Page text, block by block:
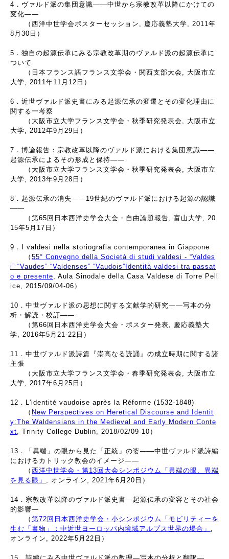
4．ヴァルド派の集団意識――中世から宗教改革以降にかけての
変化――
（西洋中世学会ポスターセッション, 慶応義塾大学, 2011年
8月30日）
5．独自の起源伝承にみる宗教改革期のヴァルド派の起源伝承に
ついて
（日本フランス語フランス文学会・関西支部大会, 大阪市立
大学, 2011年11月12日）
6．近世ヴァルド派史書にみる起源伝承の変遷とその変化理由に
関する一考察
（大阪市立大学フランス文学会・秋季研究発表会, 大阪市立
大学, 2012年9月29日）
7．博論報告：宗教改革以降のヴァルド派における集団意識――
起源伝承によるその形成と保持――
（大阪市立大学フランス文学会・秋季研究発表会, 大阪市立
大学, 2013年9月28日）
8．起源伝承の消失――19世紀のヴァルド派における起源の認識
――
（第65回日本西洋史学会大会・自由論題報告, 富山大学, 20
15年5月17日）
9．I valdesi nella storiografia contemporanea in Giappone
（ 55° Convegno della Società di studi valdesi - “Valdes
i” “Vaudes” “Valdenses” “Vaudois”Identità valdesi tra passat
o e presente, Aula Sinodale della Casa Valdese di Torre Pell
ice, 2015/09/04-06）
10．中世ヴァルド派の思想に関する文献学的研究――写本の分
析・解読・校訂――
（第66回日本西洋史学会大会・ポスター発表, 慶応義塾大
学, 2016年5月21-22日）
11．中世ヴァルド派詩篇『崇高なる読誦』の成立時期に関する諸
主張
（大阪市立大学フランス文学会・春季研究発表会, 大阪市立
大学, 2017年6月25日）
12．L'identité vaudoise après la Réforme (1532-1848)
（ New Perspectives on Heretical Discourse and Identit
y:The Waldensians in the Medieval and Early Modern Conte
xt, Trinity College Dublin, 2018/02/09-10）
13．「異端」の眼から見た「正統」の姿――中世ヴァルド派詩編
におけるカトリック教会のイメージ――
（ 西洋中世学会・第13回大会シンポジウム「異端の眼、異端
を見る眼」 , オンライン, 2021年6月20日）
14．宗教改革以降のヴァルド派史書―起源伝承の変容とその社会
的影響―
（ 第72回日本西洋史学会・小シンポジウム「モビリティーを
生む「書物」：中近世ヨーロッパ内境域アルプス世界の場合」 ,
オンライン, 2022年5月22日）